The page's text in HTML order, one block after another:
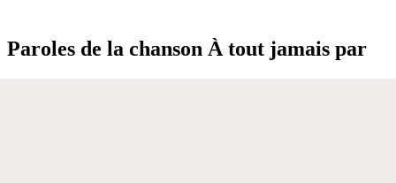
Paroles de la chanson À tout jamais par